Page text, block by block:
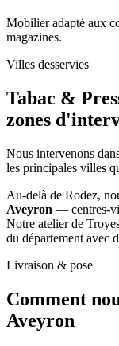
Mobilier adapté aux
magazines.
Villes desservies
Tabac &
zones
Nous intervenons
les principales villes
Au-delà de Rodez,
Aveyron — centres-
Notre atelier de
du département avec
Livraison & pose
Comment
Aveyron